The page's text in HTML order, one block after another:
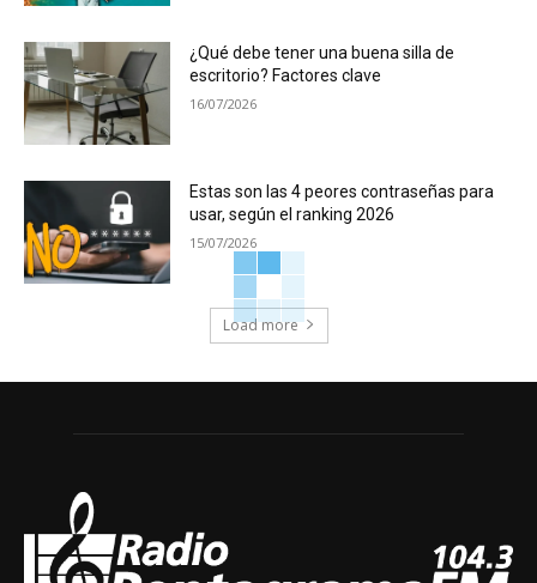
¿Qué debe tener una buena silla de
escritorio? Factores clave
16/07/2026
Estas son las 4 peores contraseñas para
usar, según el ranking 2026
15/07/2026
Load more